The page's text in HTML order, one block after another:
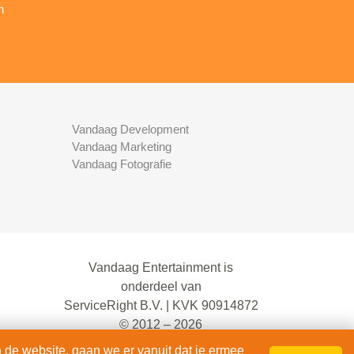
Vandaag Development
Vandaag Marketing
Vandaag Fotografie
Vandaag Entertainment is
onderdeel van
ServiceRight B.V. | KVK 90914872
© 2012 – 2026
alle rechten voorbehouden.
website, gaan we er vanuit dat je ermee